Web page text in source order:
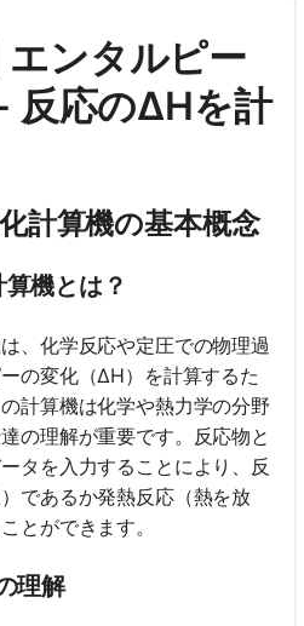
ンタルピー
反応のΔHを計
計算機の基本概念
機とは？
、化学反応や定圧での物理過
の変化（ΔH）を計算するた
計算機は化学や熱力学の分野
の理解が重要です。反応物と
タを入力することにより、反
であるか発熱反応（熱を放
とができます。
理解